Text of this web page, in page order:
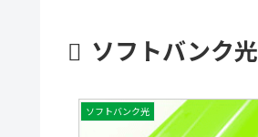
ソフトバンク光
ソフトバンク光